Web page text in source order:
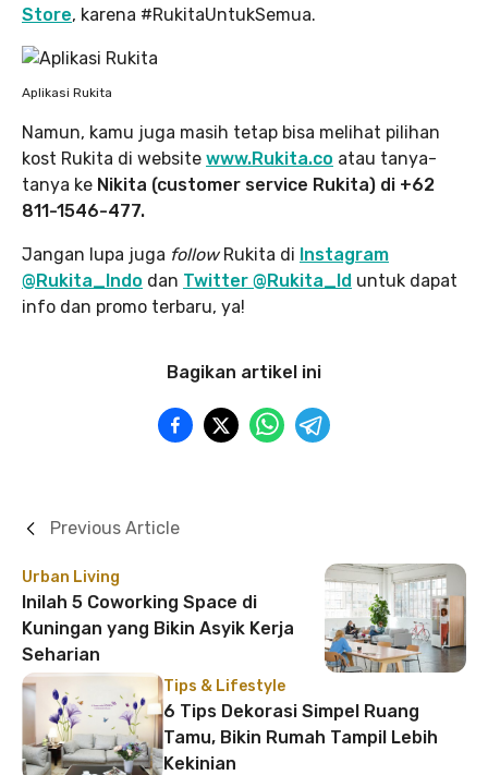
Store, karena #RukitaUntukSemua.
Aplikasi Rukita
Namun, kamu juga masih tetap bisa melihat pilihan
kost Rukita di website www.Rukita.co atau tanya-
tanya ke Nikita (customer service Rukita) di +62
811-1546-477.
Jangan lupa juga followRukita di Instagram
@Rukita_Indo dan Twitter @Rukita_Id untuk dapat
info dan promo terbaru, ya!
Bagikan artikel ini
Urban Living
Inilah 5 Coworking Space di
Kuningan yang Bikin Asyik Kerja
Seharian
Previous Article
Tips & Lifestyle
6 Tips Dekorasi Simpel Ruang
Tamu, Bikin Rumah Tampil Lebih
Kekinian